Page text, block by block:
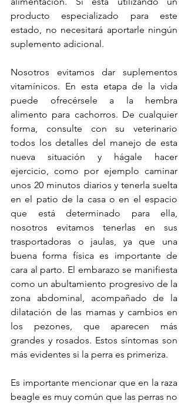
producto especializado para este
estado, no necesitará aportarle ningún
suplemento adicional.
Nosotros evitamos dar suplementos
vitamínicos. En esta etapa de la vida
puede ofrecérsele a la hembra
alimento para cachorros. De cualquier
forma, consulte con su veterinario
todos los detalles del manejo de esta
nueva situación y hágale hacer
ejercicio, como por ejemplo caminar
unos 20 minutos diarios y tenerla suelta
en el patio de la casa o en el espacio
que está determinado para ella,
nosotros evitamos tenerlas en sus
trasportadoras o jaulas, ya que una
buena forma física es importante de
cara al parto. El embarazo se manifiesta
como un abultamiento progresivo de la
zona abdominal, acompañado de la
dilatación de las mamas y cambios en
los pezones, que aparecen más
grandes y rosados. Estos síntomas son
más evidentes si la perra es primeriza.
Es importante mencionar que en la raza
beagle es muy común que las perras no